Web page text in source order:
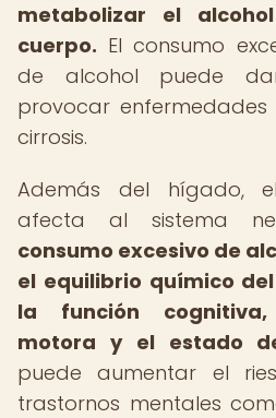
metabolizar el
cuerpo. El consumo
de alcohol puede
provocar
cirrosis.
Además del hígado,
afecta al sistema
consumo excesivo de
el equilibrio químico
la función
motora y el estado
puede aumentar el
trastornos mentales